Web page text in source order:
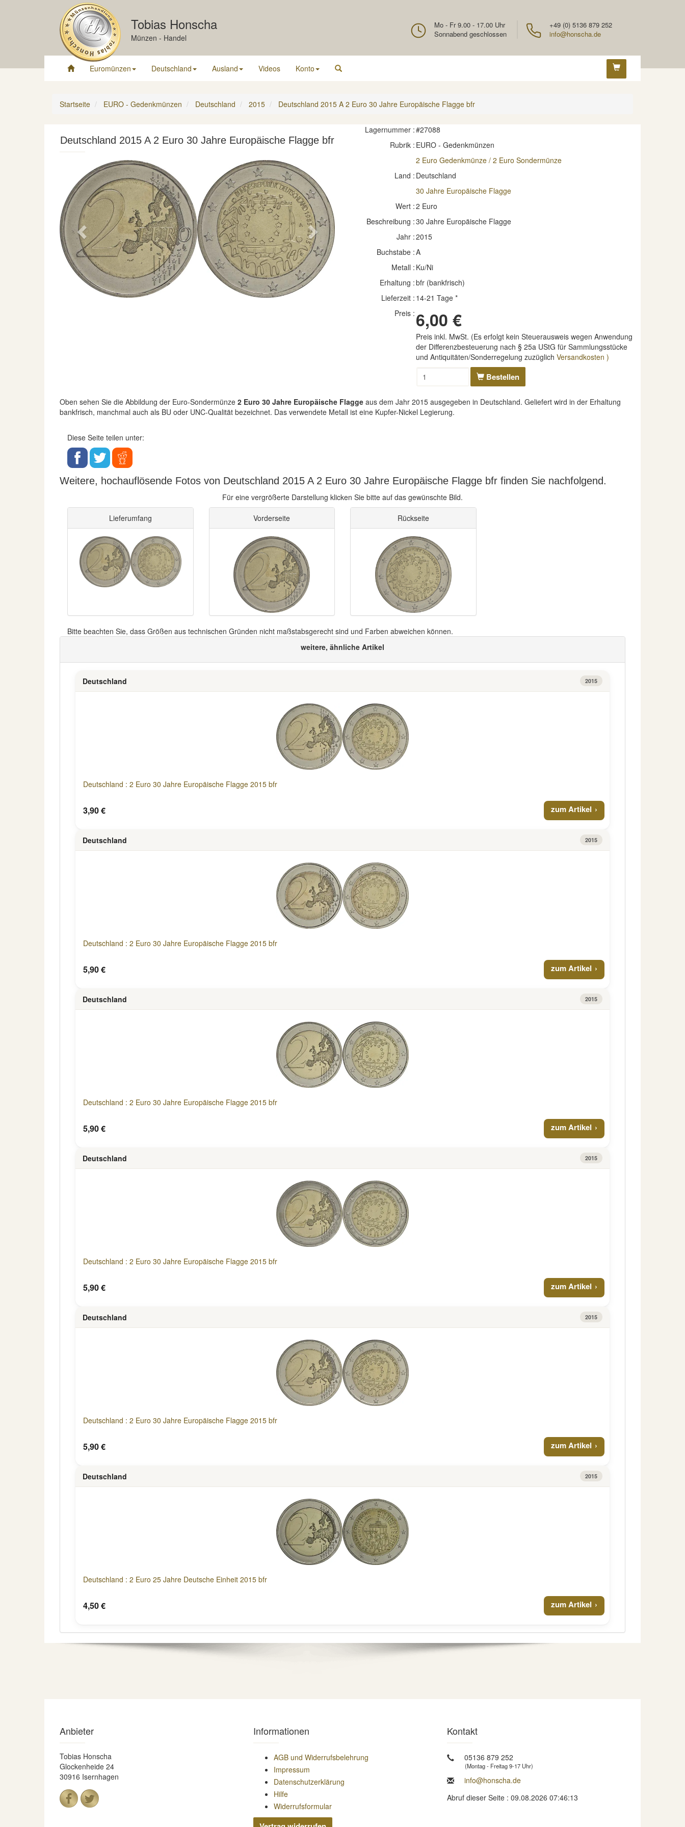
Tobias Honscha
Münzen - Handel
+49 (0) 5136 879 252
info@honscha.de
Mo - Fr 9.00 - 17.00 Uhr
Sonnabend geschlossen
Euromünzen Deutschland Ausland Videos Konto
Startseite EURO - Gedenkmünzen Deutschland 2015 Deutschland 2015 A 2 Euro 30 Jahre Europäische Flagge bfr
Deutschland 2015 A 2 Euro 30 Jahre Europäische Flagge bfr
Previous Next
Lagernummer :#27088
Rubrik : EURO - Gedenkmünzen
2 Euro Gedenkmünze / 2 Euro Sondermünze
Land : Deutschland
30 Jahre Europäische Flagge
Wert :2 Euro
Beschreibung :30 Jahre Europäische Flagge
Jahr :2015
Buchstabe :A
Metall : Ku/Ni
Erhaltung :bfr (bankfrisch)
Lieferzeit : 14-21 Tage *
Preis : 6,00 €
Preis inkl. MwSt. (Es erfolgt kein Steuerausweis wegen Anwendung
der Differenzbesteuerung nach § 25a UStG für Sammlungsstücke
und Antiquitäten/Sonderregelung zuzüglich Versandkosten )
Bestellen
Oben sehen Sie die Abbildung der Euro-Sondermünze 2 Euro 30 Jahre Europäische Flagge aus dem Jahr 2015 ausgegeben in Deutschland. Geliefert wird in der Erhaltung
bankfrisch, manchmal auch als BU oder UNC-Qualität bezeichnet. Das verwendete Metall ist eine Kupfer-Nickel Legierung.
Diese Seite teilen unter:
Weitere, hochauflösende Fotos von Deutschland 2015 A 2 Euro 30 Jahre Europäische Flagge bfr finden Sie nachfolgend.
Für eine vergrößerte Darstellung klicken Sie bitte auf das gewünschte Bild.
Lieferumfang Vorderseite Rückseite
Bitte beachten Sie, dass Größen aus technischen Gründen nicht maßstabsgerecht sind und Farben abweichen können.
weitere, ähnliche Artikel
Deutschland 2015
Deutschland : 2 Euro 30 Jahre Europäische Flagge 2015 bfr
3,90 € zum Artikel
Deutschland 2015
Deutschland : 2 Euro 30 Jahre Europäische Flagge 2015 bfr
5,90 € zum Artikel
Deutschland 2015
Deutschland : 2 Euro 30 Jahre Europäische Flagge 2015 bfr
5,90 € zum Artikel
Deutschland 2015
Deutschland : 2 Euro 30 Jahre Europäische Flagge 2015 bfr
5,90 € zum Artikel
Deutschland 2015
Deutschland : 2 Euro 30 Jahre Europäische Flagge 2015 bfr
5,90 € zum Artikel
Deutschland 2015
Deutschland : 2 Euro 25 Jahre Deutsche Einheit 2015 bfr
4,50 € zum Artikel
Anbieter
Tobias Honscha
Glockenheide 24
30916 Isernhagen
Informationen
AGB und Widerrufsbelehrung
Impressum
Datenschutzerklärung
Hilfe
Widerrufsformular
Kontakt
05136 879 252
(Montag - Freitag 9-17 Uhr)
info@honscha.de
Abruf dieser Seite : 09.08.2026 07:46:13